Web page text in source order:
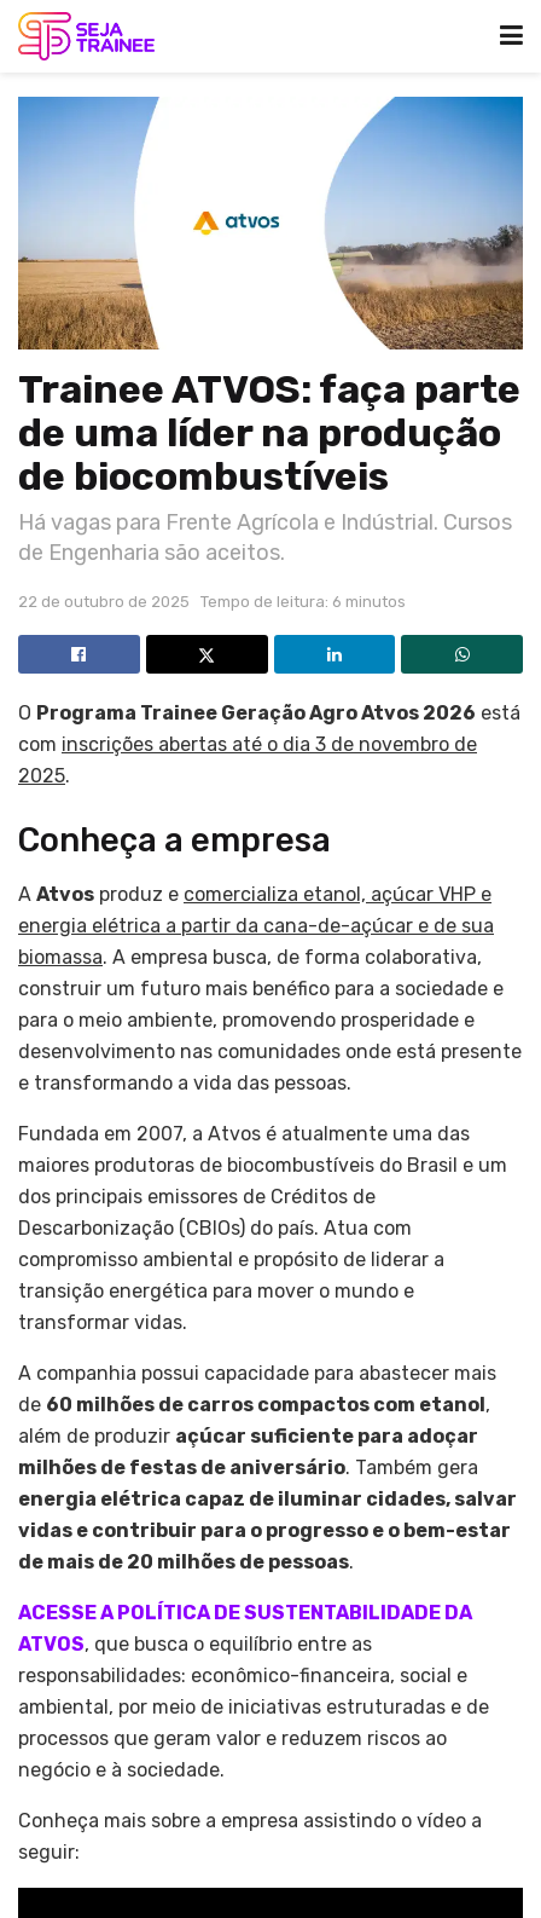
Trainee ATVOS: faça parte
de uma líder na produção
de biocombustíveis
Há vagas para Frente Agrícola e Indústrial. Cursos
de Engenharia são aceitos.
22 de outubro de 2025 Tempo de leitura: 6 minutos
O Programa Trainee Geração Agro Atvos 2026 está
com inscrições abertas até o dia 3 de novembro de
2025.
Conheça a empresa
A Atvos produz e comercializa etanol, açúcar VHP e
energia elétrica a partir da cana-de-açúcar e de sua
biomassa. A empresa busca, de forma colaborativa,
construir um futuro mais benéfico para a sociedade e
para o meio ambiente, promovendo prosperidade e
desenvolvimento nas comunidades onde está presente
e transformando a vida das pessoas.
Fundada em 2007, a Atvos é atualmente uma das
maiores produtoras de biocombustíveis do Brasil e um
dos principais emissores de Créditos de
Descarbonização (CBIOs) do país. Atua com
compromisso ambiental e propósito de liderar a
transição energética para mover o mundo e
transformar vidas.
A companhia possui capacidade para abastecer mais
de 60 milhões de carros compactos com etanol,
além de produzir açúcar suficiente para adoçar
milhões de festas de aniversário. Também gera
energia elétrica capaz de iluminar cidades, salvar
vidas e contribuir para o progresso e o bem-estar
de mais de 20 milhões de pessoas.
ACESSE A POLÍTICA DE SUSTENTABILIDADE DA
ATVOS, que busca o equilíbrio entre as
responsabilidades: econômico-financeira, social e
ambiental, por meio de iniciativas estruturadas e de
processos que geram valor e reduzem riscos ao
negócio e à sociedade.
Conheça mais sobre a empresa assistindo o vídeo a
seguir: